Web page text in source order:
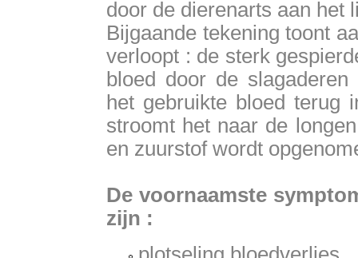
door de dierenarts aan het
Bijgaande tekening toont
verloopt : de sterk
bloed door de
het gebruikte bloed terug
stroomt het naar de
en zuurstof wordt
De voornaamste
zijn :